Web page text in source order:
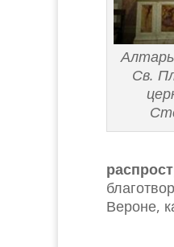
Св.
Вероне,